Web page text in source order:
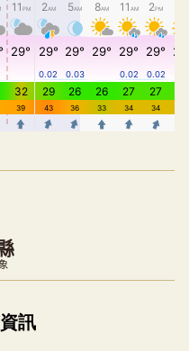
覺預覽，完整即時空